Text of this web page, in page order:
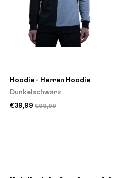
Hoodie - Herren Hoodie
Dunkelschwarz
€39,99 €99,99